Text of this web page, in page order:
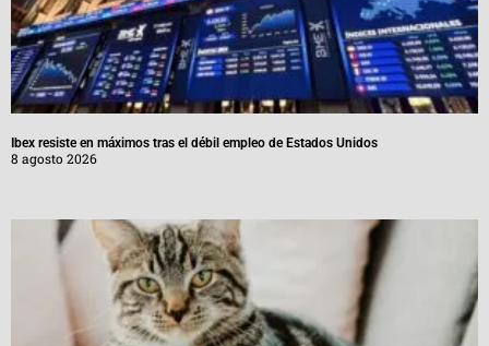
Ibex resiste en máximos tras el débil empleo de Estados Unidos
8 agosto 2026